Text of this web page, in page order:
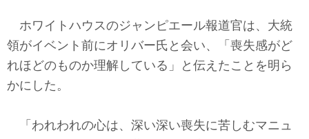
ホワイトハウスのジャンピエール報道官は、大統
領がイベント前にオリバー氏と会い、「喪失感がど
れほどのものか理解している」と伝えたことを明ら
かにした。
「われわれの心は、深い深い喪失に苦しむマニュ